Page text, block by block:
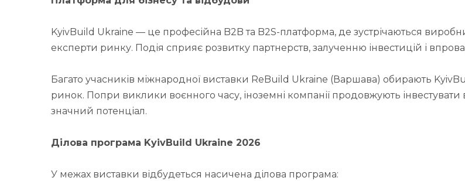
KyivBuild Ukraine — це професійна B2B та B2S-платформа, де зустрічаються
експерти ринку. Подія сприяє розвитку партнерств, залученню інвестицій і
Багато учасників міжнародної виставки ReBuild Ukraine (Варшава) обирають
ринок. Попри виклики воєнного часу, іноземні компанії продовжують інвестувати
значний потенціал.
Ділова програма KyivBuild Ukraine 2026
У межах виставки відбудеться насичена ділова програма: